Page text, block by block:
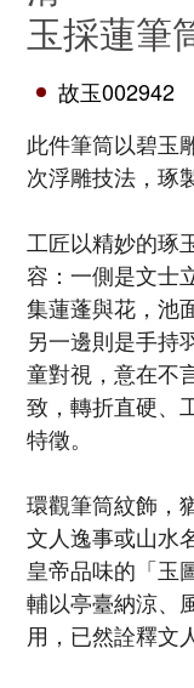
玉採蓮筆
故玉002942
此件筆筒以碧玉
次浮雕技法，琢
工匠以精妙的琢
容：一側是文士
集蓮蓬與花，池
另一邊則是手持
童對視，意在不
致，轉折直硬、
特徵。
環觀筆筒紋飾，
文人逸事或山水
皇帝品味的「玉
輔以亭臺納涼、
用，已然詮釋文